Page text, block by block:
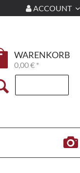
ACCOUNT
WARENKORB
0,00 € *